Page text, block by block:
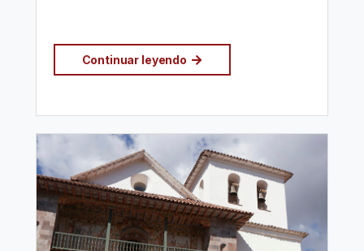
Continuar leyendo